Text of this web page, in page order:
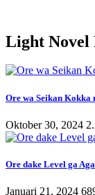
Light Novel
Ore wa Seikan Kokka
Oktober 30, 2024
Ore dake Level ga
Januari 21, 2024